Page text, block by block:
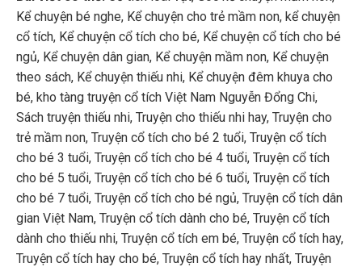
Kể chuyện bé nghe, Kể chuyện cho trẻ mầm non, kể chuyện
cổ tích, Kể chuyện cổ tích cho bé, Kể chuyện cổ tích cho bé
ngủ, Kể chuyện dân gian, Kể chuyện mầm non, Kể chuyện
theo sách, Kể chuyện thiếu nhi, Kể chuyện đêm khuya cho
bé, kho tàng truyện cổ tích Việt Nam Nguyễn Đổng Chi,
Sách truyện thiếu nhi, Truyện cho thiếu nhi hay, Truyện cho
trẻ mầm non, Truyện cổ tích cho bé 2 tuổi, Truyện cổ tích
cho bé 3 tuổi, Truyện cổ tích cho bé 4 tuổi, Truyện cổ tích
cho bé 5 tuổi, Truyện cổ tích cho bé 6 tuổi, Truyện cổ tích
cho bé 7 tuổi, Truyện cổ tích cho bé ngủ, Truyện cổ tích dân
gian Việt Nam, Truyện cổ tích dành cho bé, Truyện cổ tích
dành cho thiếu nhi, Truyện cổ tích em bé, Truyện cổ tích hay,
Truyện cổ tích hay cho bé, Truyện cổ tích hay nhất, Truyện